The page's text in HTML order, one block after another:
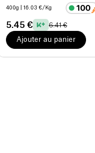
400g | 16.03 €/Kg
5.45 € 6.41 €
Ajouter au panier